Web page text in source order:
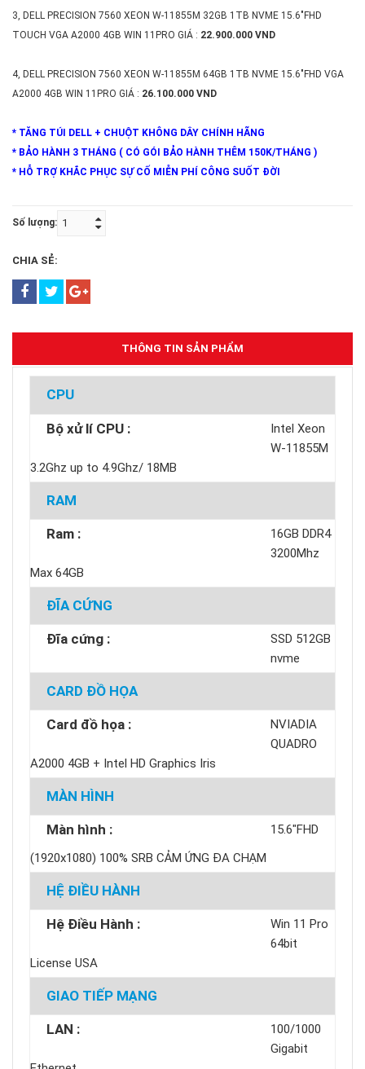
3, DELL PRECISION 7560 XEON W-11855M 32GB 1TB NVME 15.6"FHD
TOUCH VGA A2000 4GB WIN 11PRO GIÁ : 22.900.000 VND
4, DELL PRECISION 7560 XEON W-11855M 64GB 1TB NVME 15.6"FHD VGA
A2000 4GB WIN 11PRO GIÁ : 26.100.000 VND
* TĂNG TÚI DELL + CHUỘT KHÔNG DÂY CHÍNH HÃNG
* BẢO HÀNH 3 THÁNG ( CÓ GÓI BẢO HÀNH THÊM 150K/THÁNG )
* HỖ TRỢ KHẮC PHỤC SỰ CỐ MIỄN PHÍ CÔNG SUỐT ĐỜI
Số lượng:
CHIA SẺ:
THÔNG TIN SẢN PHẨM
CPU
Bộ xử lí CPU :
Intel Xeon
W-11855M
3.2Ghz up to 4.9Ghz/ 18MB
RAM
Ram :
16GB DDR4
3200Mhz
Max 64GB
ĐĨA CỨNG
Đĩa cứng :
SSD 512GB
nvme
CARD ĐỒ HỌA
Card đồ họa :
NVIADIA
QUADRO
A2000 4GB + Intel HD Graphics Iris
MÀN HÌNH
Màn hình :
15.6"FHD
(1920x1080) 100% SRB CẢM ỨNG ĐA CHẠM
HỆ ĐIỀU HÀNH
Hệ Điều Hành :
Win 11 Pro
64bit
License USA
GIAO TIẾP MẠNG
LAN :
100/1000
Gigabit